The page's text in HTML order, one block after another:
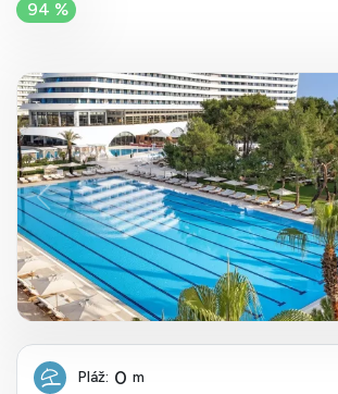
94 %
Pláž: 0 m